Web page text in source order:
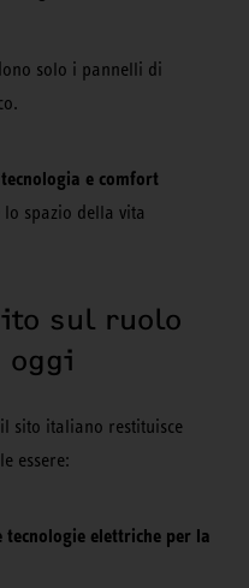
solo i pannelli di
e comfort
lo spazio della vita
sul ruolo
oggi
sito italiano restituisce
essere:
elettriche per la